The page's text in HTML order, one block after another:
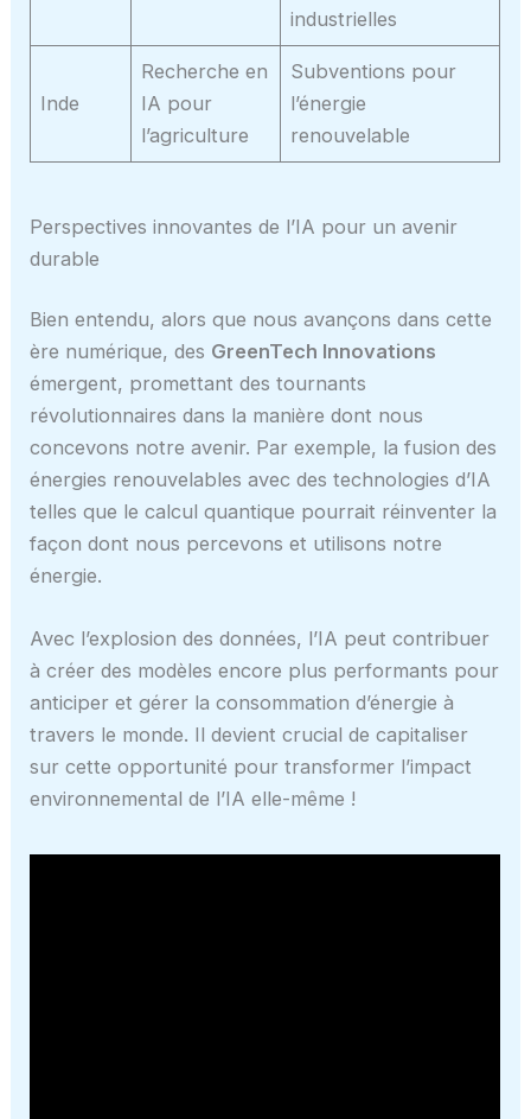
industrielles
Inde
Recherche en
IA pour
l’agriculture
Subventions pour
l’énergie
renouvelable
Perspectives innovantes de l’IA pour un avenir
durable
Bien entendu, alors que nous avançons dans cette
ère numérique, des GreenTech Innovations
émergent, promettant des tournants
révolutionnaires dans la manière dont nous
concevons notre avenir. Par exemple, la fusion des
énergies renouvelables avec des technologies d’IA
telles que le calcul quantique pourrait réinventer la
façon dont nous percevons et utilisons notre
énergie.
Avec l’explosion des données, l’IA peut contribuer
à créer des modèles encore plus performants pour
anticiper et gérer la consommation d’énergie à
travers le monde. Il devient crucial de capitaliser
sur cette opportunité pour transformer l’impact
environnemental de l’IA elle-même !